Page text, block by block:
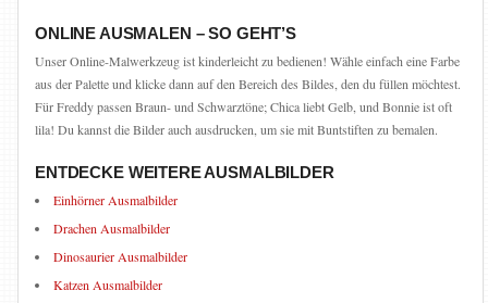
ONLINE AUSMALEN – SO GEHT’S
Unser Online-Malwerkzeug ist kinderleicht zu bedienen! Wähle einfach eine Farbe
aus der Palette und klicke dann auf den Bereich des Bildes, den du füllen möchtest.
Für Freddy passen Braun- und Schwarztöne; Chica liebt Gelb, und Bonnie ist oft
lila! Du kannst die Bilder auch ausdrucken, um sie mit Buntstiften zu bemalen.
ENTDECKE WEITERE AUSMALBILDER
Einhörner Ausmalbilder
Drachen Ausmalbilder
Dinosaurier Ausmalbilder
Katzen Ausmalbilder